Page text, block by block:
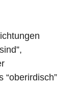
“oberirdisch”